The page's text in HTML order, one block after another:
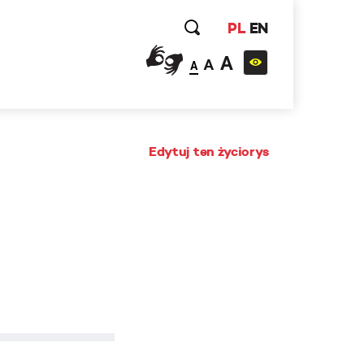
PL EN
A A A
Edytuj ten życiorys